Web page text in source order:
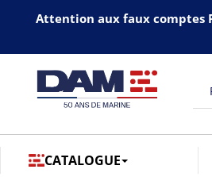
Attention aux faux comptes
CATALOGUE